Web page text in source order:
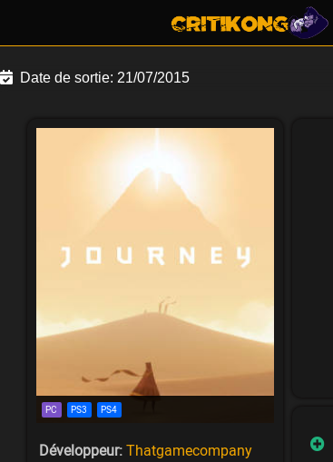
Date de sortie: 21/07/2015
PC PS3 PS4
Développeur:Thatgamecompany